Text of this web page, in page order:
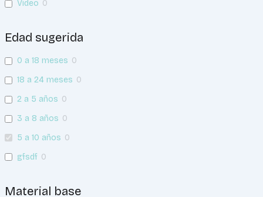
Video 0
Edad sugerida
0 a 18 meses 0
18 a 24 meses 0
2 a 5 años 0
3 a 8 años 0
5 a 10 años 0
gfsdf 0
Material base